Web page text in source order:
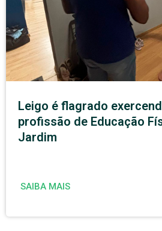
Leigo é flagrado
profissão de Educação
Jardim
SAIBA MAIS